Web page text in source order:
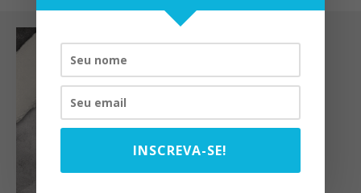
INSCREVA-SE!